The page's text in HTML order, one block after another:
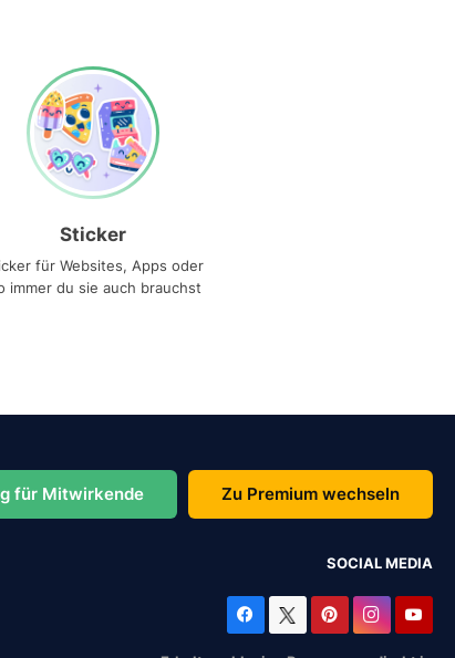
Sticker
für Websites, Apps oder
immer du sie auch brauchst
für Mitwirkende Zu Premium wechseln
SOCIAL MEDIA